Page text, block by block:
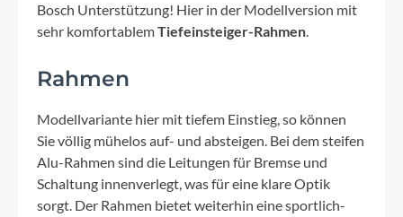
Bosch Unterstützung! Hier in der Modellversion mit
sehr komfortablemTiefeinsteiger-Rahmen.
Rahmen
Modellvariante hier mit tiefem Einstieg, so können
Sie völlig mühelos auf- und absteigen. Bei dem steifen
Alu-Rahmen sind die Leitungen für Bremse und
Schaltung innenverlegt, was für eine klare Optik
sorgt. Der Rahmen bietet weiterhin eine sportlich-